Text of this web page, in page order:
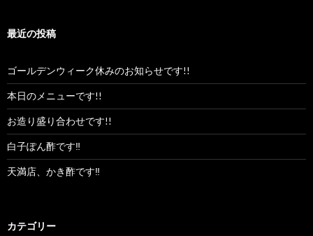
最近の投稿
ゴールデンウィーク休みのお知らせです!!
本日のメニューです!!
お造り盛り合わせです!!
白子ぽん酢です‼︎
天満店、かき酢です‼︎
カテゴリー